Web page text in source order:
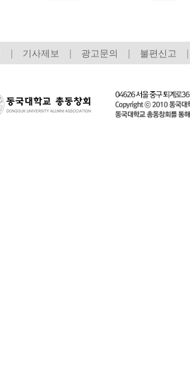
기사제보 광고문의 불편신고